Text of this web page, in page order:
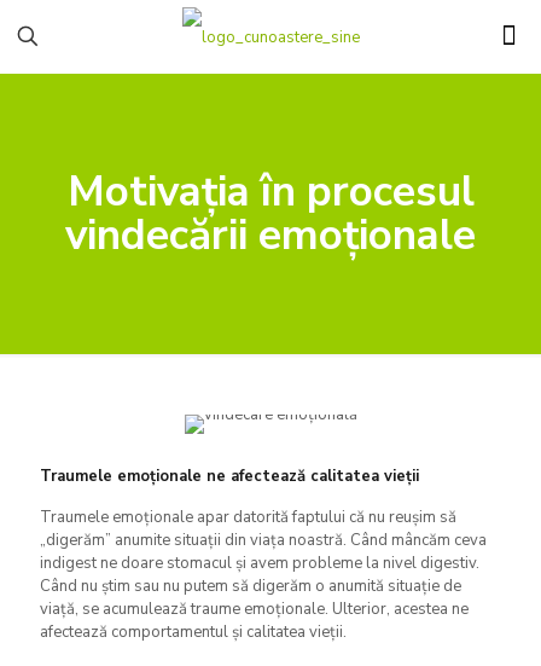
Motivația în procesul
vindecării emoționale
Traumele emoționale ne afectează calitatea vieții
Traumele emoționale apar datorită faptului că nu reușim să
„digerăm” anumite situații din viața noastră. Când mâncăm ceva
indigest ne doare stomacul și avem probleme la nivel digestiv.
Când nu știm sau nu putem să digerăm o anumită situație de
viață, se acumulează traume emoționale. Ulterior, acestea ne
afectează comportamentul și calitatea vieții.